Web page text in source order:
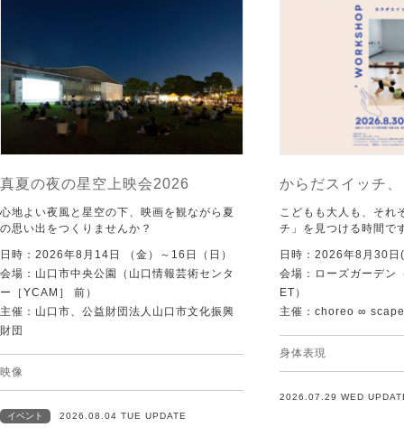
真夏の夜の星空上映会2026
心地よい夜風と星空の下、映画を観ながら夏
の思い出をつくりませんか？
日時：2026年8月14日 （金）～16日（日）
会場：山口市中央公園（山口情報芸術センタ
ー［YCAM］ 前）
主催：山口市、公益財団法人山口市文化振興
財団
映像
イベント 2026.08.04 TUE UPDATE
からだスイッチ
こどもも大人も、それ
チ」を見つける時間で
日時：2026年8月30日
会場：ローズガーデン
ET）
主催：choreo ∞ scape
身体表現
2026.07.29 WED